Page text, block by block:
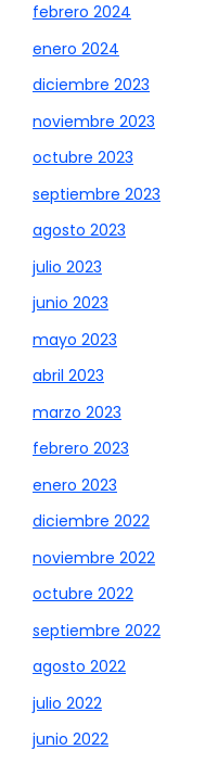
febrero 2024
enero 2024
diciembre 2023
noviembre 2023
octubre 2023
septiembre 2023
agosto 2023
julio 2023
junio 2023
mayo 2023
abril 2023
marzo 2023
febrero 2023
enero 2023
diciembre 2022
noviembre 2022
octubre 2022
septiembre 2022
agosto 2022
julio 2022
junio 2022